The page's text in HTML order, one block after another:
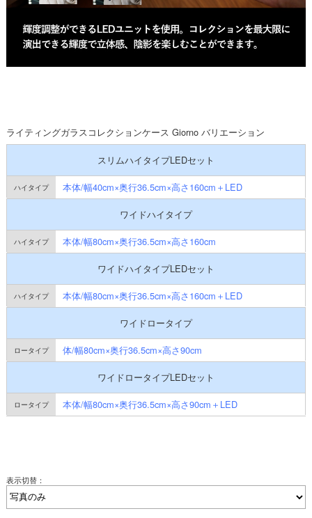
ライティングガラスコレクションケース Giorno バリエーション
スリムハイタイプLEDセット
本体/幅40cm×奥行36.5cm×高さ160cm＋LED
ワイドハイタイプ
本体/幅80cm×奥行36.5cm×高さ160cm
ワイドハイタイプLEDセット
本体/幅80cm×奥行36.5cm×高さ160cm＋LED
ワイドロータイプ
体/幅80cm×奥行36.5cm×高さ90cm
ワイドロータイプLEDセット
本体/幅80cm×奥行36.5cm×高さ90cm＋LED
表示切替：